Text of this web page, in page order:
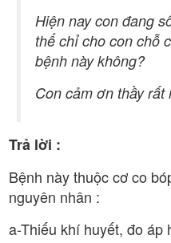
Hiện nay con đang
thể chỉ cho con chỗ
bệnh này không?
Con cảm ơn thầy rất
Trả lời :
Bệnh này thuộc cơ co
nguyên nhân :
a-Thiếu khí huyết, đo áp